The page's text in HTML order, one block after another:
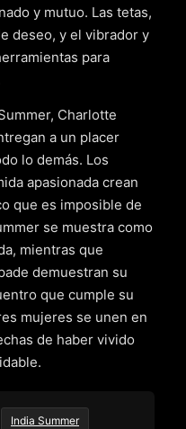
y mutuo. Las tetas,
deseo, y el vibrador y
para
Charlotte
a un placer
lo demás. Los
apasionada crean
que es imposible de
se muestra como
mientras que
demuestran su
que cumple su
mujeres se unen en
de haber vivido
India Summer